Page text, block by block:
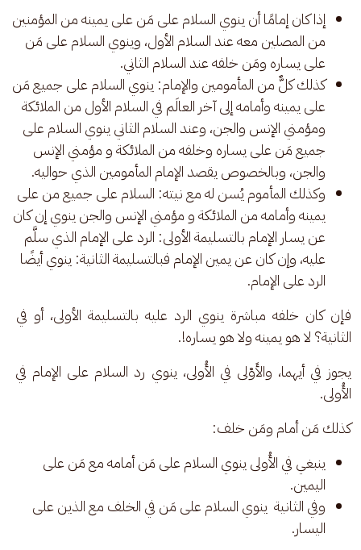
إذا كان إمامًا أن ينوي السلام على مَن على يمينه من المؤمنين
من المصلين معه عند السلام الأول، وينوي السلام على مَن
على يساره ومَن خلفه عند السلام الثاني.
كذلك كلٌّ من المأمومين والإمام: ينوي السلام على جميع مَن
على يمينه وأمامه إلى آخر العالَم في السلام الأول من الملائكة
ومؤمني الإنس والجن، وعند السلام الثاني ينوي السلام على
جميع مَن على يساره وخلفه من الملائكة و مؤمني الإنس
والجن، وبالخصوص يقصد الإمام المأمومين الذي حواليه.
وكذلك المأموم يُسن له مع نيته: السلام على جميع من على
يمينه وأمامه من الملائكة و مؤمني الإنس والجن ينوي إن كان
عن يسار الإمام بالتسليمة الأولى: الرد على الإمام الذي سلَّم
عليه، وإن كان عن يمين الإمام فبالتسليمة الثانية: ينوي أيضًا
الرد على الإمام.
فإن كان خلفه مباشرة ينوي الرد عليه بالتسليمة الأولى، أو في
الثانية؟ لا هو يمينه ولا هو يساره!.
يجوز في أيهما، والأَوْلى في الأُولى، ينوي رد السلام على الإمام في
الأُولى.
كذلك مَن أمام ومَن خلف:
ينبغي في الأُولى ينوي السلام على مَن أمامه مع مَن على
اليمين.
وفي الثانية ينوي السلام على مَن في الخلف مع الذين على
اليسار.